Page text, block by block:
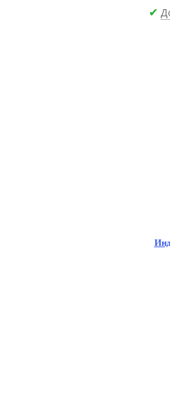
✔